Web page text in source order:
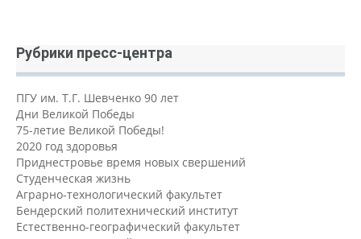
Рубрики пресс-центра
ПГУ им. Т.Г. Шевченко 90 лет
Дни Великой Победы
75-летие Великой Победы!
2020 год здоровья
Приднестровье время новых свершений
Студенческая жизнь
Аграрно-технологический факультет
Бендерский политехнический институт
Естественно-географический факультет